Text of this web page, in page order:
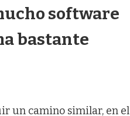
software
bastante
un camino similar, en el